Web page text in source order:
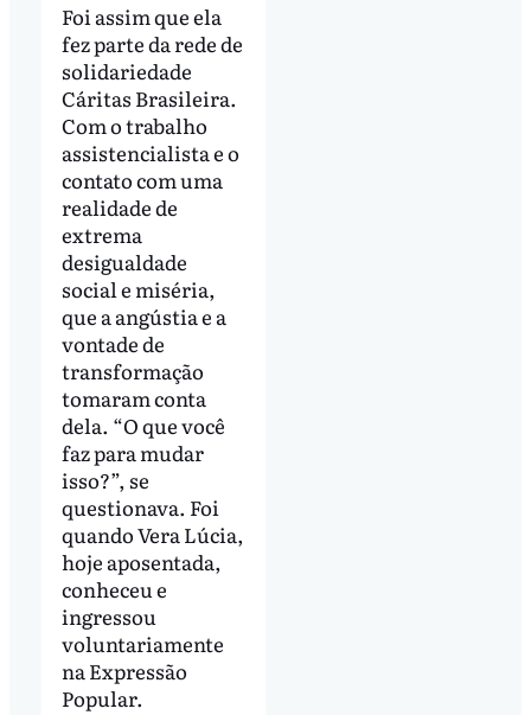
Foi assim que ela
fez parte da rede de
solidariedade
Cáritas Brasileira.
Com o trabalho
assistencialista e o
contato com uma
realidade de
extrema
desigualdade
social e miséria,
que a angústia e a
vontade de
transformação
tomaram conta
dela. “O que você
faz para mudar
isso?”, se
questionava. Foi
quando Vera Lúcia,
hoje aposentada,
conheceu e
ingressou
voluntariamente
na Expressão
Popular.